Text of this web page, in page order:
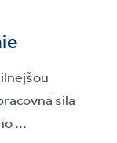
sila
...